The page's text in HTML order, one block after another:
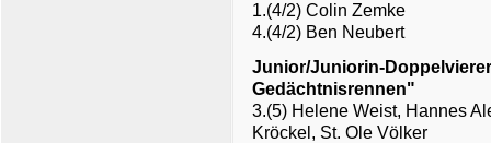
1.(4/2) Colin Zemke
4.(4/2) Ben Neubert
Junior/Juniorin-
Gedächtnisrennen"
3.(5) Helene Weist, Hannes
Kröckel, St. Ole Völker